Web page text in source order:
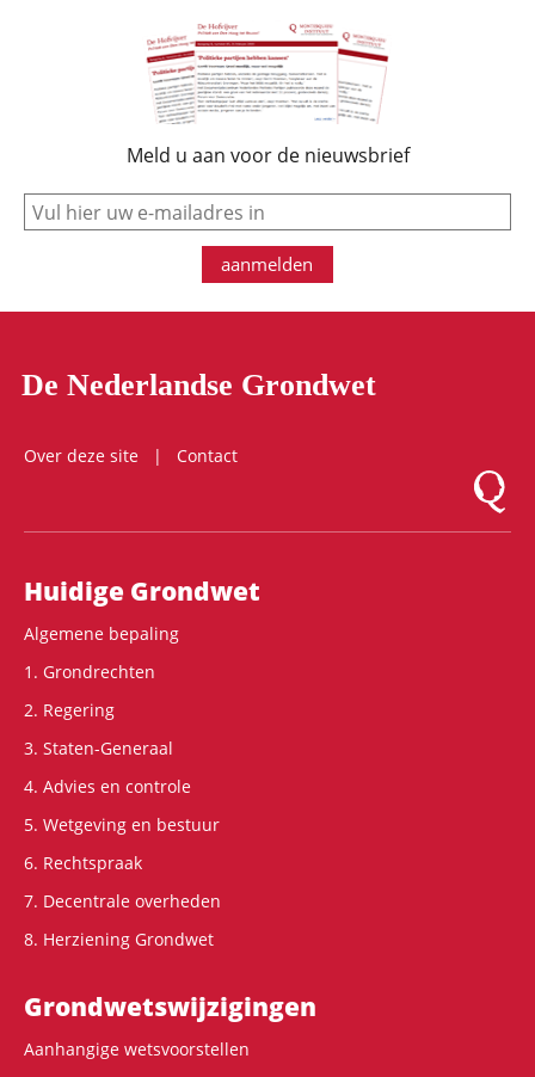
Meld u aan voor de nieuwsbrief
e-mail
aanmelden
De Nederlandse Grondwet
Over deze site
Contact
Logo
Hoofdnavigatie
Huidige Grondwet
Algemene bepaling
1. Grondrechten
2. Regering
3. Staten-Generaal
4. Advies en controle
5. Wetgeving en bestuur
6. Rechtspraak
7. Decentrale overheden
8. Herziening Grondwet
Grondwets­wijzigingen
Aanhangige wetsvoorstellen